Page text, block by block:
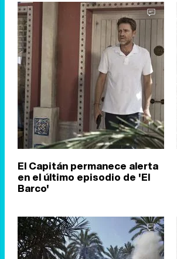
El Capitán permanece alerta
en el último episodio de 'El
Barco'